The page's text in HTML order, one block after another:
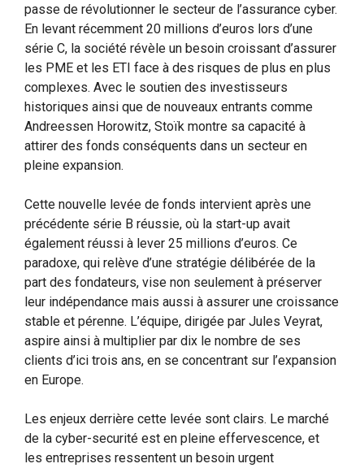
passe de révolutionner le secteur de l’assurance cyber.
En levant récemment 20 millions d’euros lors d’une
série C, la société révèle un besoin croissant d’assurer
les PME et les ETI face à des risques de plus en plus
complexes. Avec le soutien des investisseurs
historiques ainsi que de nouveaux entrants comme
Andreessen Horowitz, Stoïk montre sa capacité à
attirer des fonds conséquents dans un secteur en
pleine expansion.
Cette nouvelle levée de fonds intervient après une
précédente série B réussie, où la start-up avait
également réussi à lever 25 millions d’euros. Ce
paradoxe, qui relève d’une stratégie délibérée de la
part des fondateurs, vise non seulement à préserver
leur indépendance mais aussi à assurer une croissance
stable et pérenne. L’équipe, dirigée par Jules Veyrat,
aspire ainsi à multiplier par dix le nombre de ses
clients d’ici trois ans, en se concentrant sur l’expansion
en Europe.
Les enjeux derrière cette levée sont clairs. Le marché
de la cyber-securité est en pleine effervescence, et
les entreprises ressentent un besoin urgent